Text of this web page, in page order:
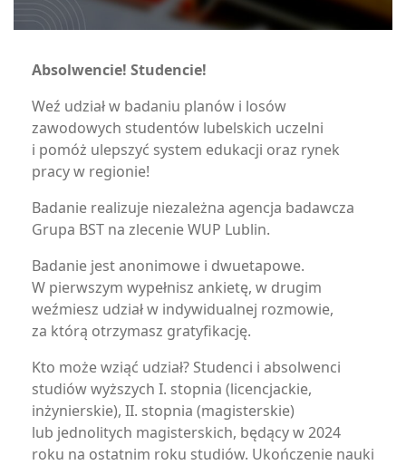
Absolwencie! Studencie!
Weź udział w badaniu planów i losów
zawodowych studentów lubelskich uczelni
i pomóż ulepszyć system edukacji oraz rynek
pracy w regionie!
Badanie realizuje niezależna agencja badawcza
Grupa BST na zlecenie WUP Lublin.
Badanie jest anonimowe i dwuetapowe.
W pierwszym wypełnisz ankietę, w drugim
weźmiesz udział w indywidualnej rozmowie,
za którą otrzymasz gratyfikację.
Kto może wziąć udział? Studenci i absolwenci
studiów wyższych I. stopnia (licencjackie,
inżynierskie), II. stopnia (magisterskie)
lub jednolitych magisterskich, będący w 2024
roku na ostatnim roku studiów. Ukończenie nauki